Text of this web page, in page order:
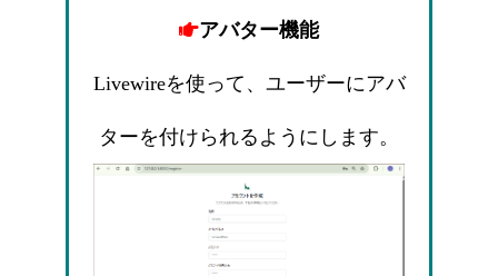
アバター機能
Livewireを使って、ユーザーにアバ
ターを付けられるようにします。